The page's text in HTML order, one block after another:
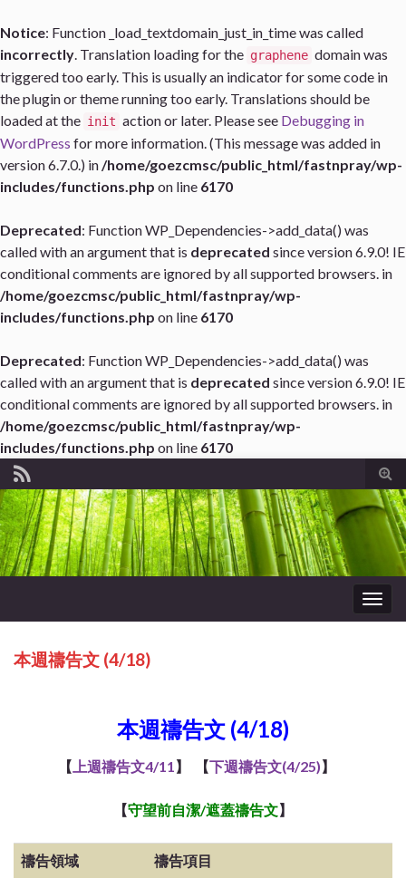
Notice: Function _load_textdomain_just_in_time was called
incorrectly. Translation loading for the graphene domain was
triggered too early. This is usually an indicator for some code in
the plugin or theme running too early. Translations should be
loaded at the init action or later. Please see Debugging in
WordPress for more information. (This message was added in
version 6.7.0.) in/home/goezcmsc/public_html/fastnpray/wp-
includes/functions.php on line 6170
Deprecated: Function WP_Dependencies->add_data() was
called with an argument that is deprecated since version 6.9.0! IE
conditional comments are ignored by all supported browsers. in
/home/goezcmsc/public_html/fastnpray/wp-
includes/functions.php on line 6170
Deprecated: Function WP_Dependencies->add_data() was
called with an argument that is deprecated since version 6.9.0! IE
conditional comments are ignored by all supported browsers. in
/home/goezcmsc/public_html/fastnpray/wp-
includes/functions.php on line 6170
本週禱告文 (4/18)
本週禱告文 (4/18)
【 上週禱告文4/11 】 【下週禱告文(4/25)】
【守望前自潔/遮蓋禱告文】
禱告領域 禱告項目